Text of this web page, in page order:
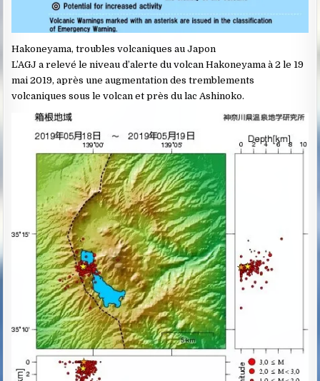
Hakoneyama, troubles volcaniques au Japon
L’AGJ a relevé le niveau d’alerte du volcan Hakoneyama à 2 le 19
mai 2019, après une augmentation des tremblements
volcaniques sous le volcan et près du lac Ashinoko.